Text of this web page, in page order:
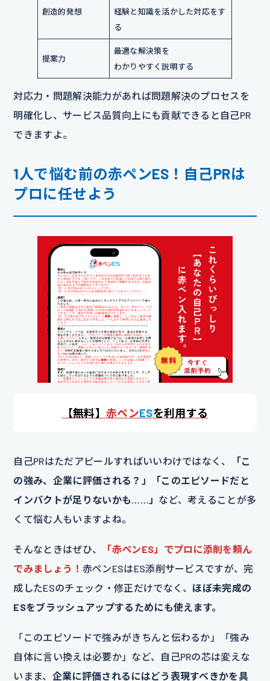
創造的発想
経験と知識を活かした対応をす
る
提案力
最適な解決策を
わかりやすく説明する
対応力・問題解決能力があれば問題解決のプロセスを
明確化し、サービス品質向上にも貢献できると自己PR
できますよ。
1人で悩む前の赤ペンES！自己PRは
プロに任せよう
【無料】赤ペンESを利用する
自己PRはただアピールすればいいわけではなく、
「こ
の強み、企業に評価される？」「このエピソードだと
インパクトが足りないかも……」 など、考えることが多
くて悩む人もいますよね。
そんなときはぜひ、
「赤ペンES」でプロに添削を頼ん
でみましょう！ 赤ペンESはES添削サービスですが、完
成したESのチェック・修正だけでなく、 ほぼ未完成の
ESをブラッシュアップするためにも使えます。
「このエピソードで強みがきちんと伝わるか」「強み
自体に言い換えは必要か」など、自己PRの芯は変えな
いまま、 企業に評価されるにはどう表現すべきかを具